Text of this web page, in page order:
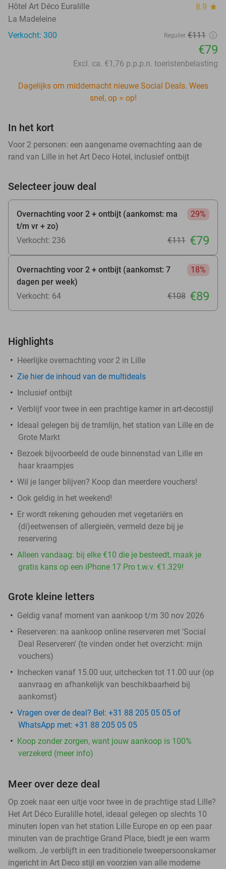
Hôtel Art Déco Euralille 8.9 star
La Madeleine
Verkocht: 300
Regulier €111
€79
Excl. ca. €1,76 p.p.p.n. toeristenbelasting
Dagelijks om middernacht nieuwe Social Deals. Wees
snel, op = op!
In het kort
Voor 2 personen: een aangename overnachting aan de
rand van Lille in het Art Deco Hotel, inclusief ontbijt
Selecteer jouw deal
Overnachting voor 2 + ontbijt (aankomst: ma
t/m vr + zo)
29%
Verkocht: 236 €111 €79
Overnachting voor 2 + ontbijt (aankomst: 7
dagen per week)
18%
Verkocht: 64 €108 €89
Highlights
Heerlijke overnachting voor 2 in Lille
Zie hier de inhoud van de multideals
Inclusief ontbijt
Verblijf voor twee in een prachtige kamer in art-decostijl
Ideaal gelegen bij de tramlijn, het station van Lille en de
Grote Markt
Bezoek bijvoorbeeld de oude binnenstad van Lille en
haar kraampjes
Wil je langer blijven? Koop dan meerdere vouchers!
Ook geldig in het weekend!
Er wordt rekening gehouden met vegetariërs en
(di)eetwensen of allergieën, vermeld deze bij je
reservering
Alleen vandaag: bij elke €10 die je besteedt, maak je
gratis kans op een iPhone 17 Pro t.w.v. €1.329!
Grote kleine letters
Geldig vanaf moment van aankoop t/m 30 nov 2026
Reserveren: na aankoop online reserveren met 'Social
Deal Reserveren' (te vinden onder het overzicht: mijn
vouchers)
Inchecken vanaf 15.00 uur, uitchecken tot 11.00 uur (op
aanvraag en afhankelijk van beschikbaarheid bij
aankomst)
Vragen over de deal? Bel: +31 88 205 05 05 of
WhatsApp met: +31 88 205 05 05
Koop zonder zorgen, want jouw aankoop is 100%
verzekerd (meer info)
Meer over deze deal
Op zoek naar een uitje voor twee in de prachtige stad Lille?
Het Art Déco Euralille hotel, ideaal gelegen op slechts 10
minuten lopen van het station Lille Europe en op een paar
minuten van de prachtige Grand Place, biedt je een warm
welkom. Je verblijft in een traditionele tweepersoonskamer
ingericht in Art Deco stijl en voorzien van alle moderne